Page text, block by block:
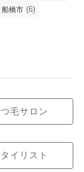
船橋市 (6)
毛サロン
イリスト